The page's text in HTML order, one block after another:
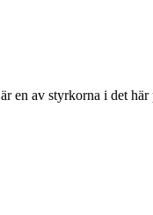
en av styrkorna i det